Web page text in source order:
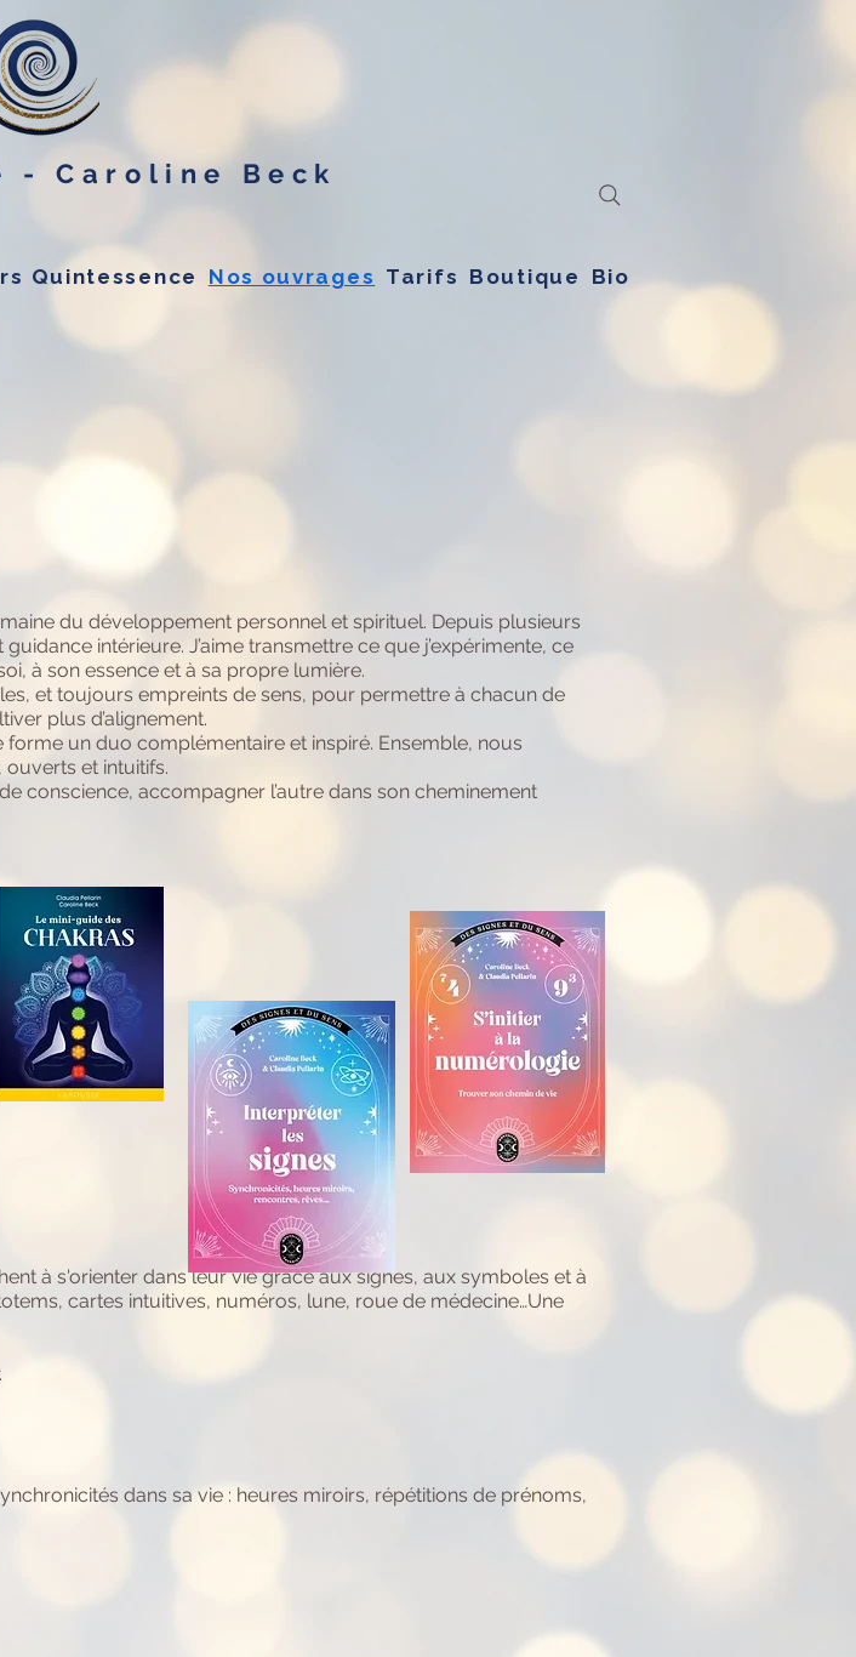
- Caroline Beck
Quintessence Nos ouvrages Tarifs Boutique Bio
du développement personnel et spirituel. Depuis plusieurs
intérieure. J’aime transmettre ce que j’expérimente, ce
à son essence et à sa propre lumière.
et toujours empreints de sens, pour permettre à chacun de
plus d’alignement.
un duo complémentaire et inspiré. Ensemble, nous
et intuitifs.
conscience, accompagner l’autre dans son cheminement
à s'orienter dans leur vie grâce aux signes, aux symboles et à
cartes intuitives, numéros, lune, roue de médecine…Une
dans sa vie : heures miroirs, répétitions de prénoms,